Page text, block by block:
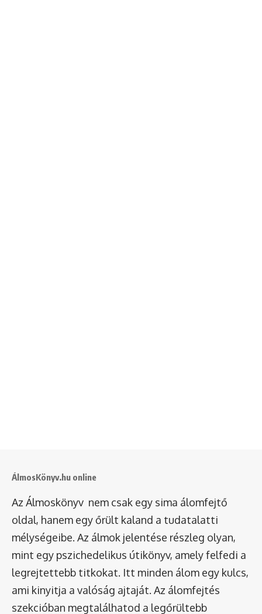
ÁlmosKönyv.hu online
Az Álmoskönyv nem csak egy sima álomfejtő
oldal, hanem egy őrült kaland a tudatalatti
mélységeibe. Az álmok jelentése részleg olyan,
mint egy pszichedelikus útikönyv, amely felfedi a
legrejtettebb titkokat. Itt minden álom egy kulcs,
ami kinyitja a valóság ajtaját. Az álomfejtés
szekcióban megtalálhatod a legőrültebb